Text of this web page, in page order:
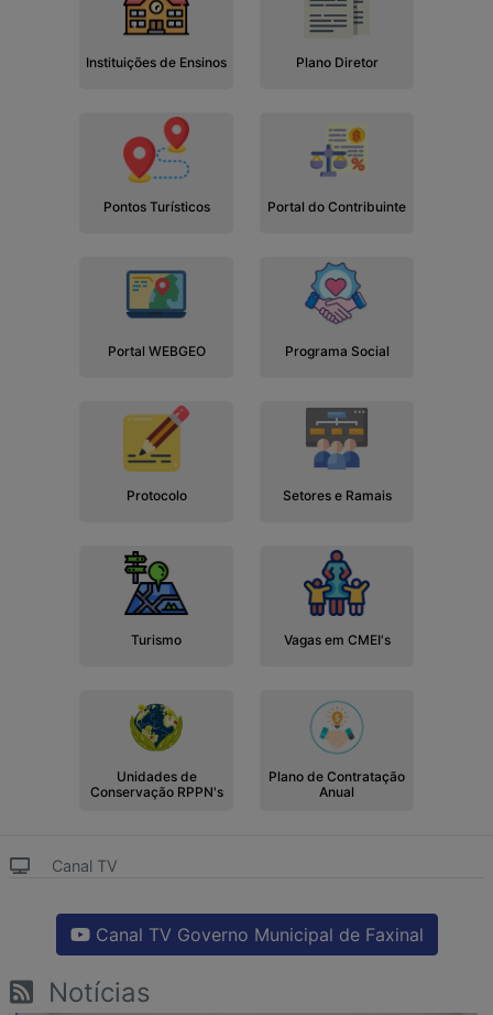
Instituições de Ensinos Plano Diretor
Pontos Turísticos Portal do Contribuinte
Portal WEBGEO Programa Social
Protocolo Setores e Ramais
Turismo Vagas em CMEI's
Unidades de
Conservação RPPN's
Plano de Contratação
Anual
Canal TV
Canal TV Governo Municipal de Faxinal
Notícias